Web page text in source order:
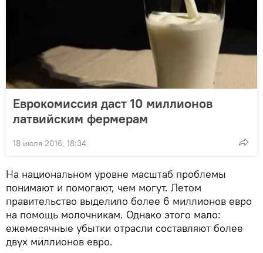
Еврокомиссия даст 10 миллионов
латвийским фермерам
18 июля 2016, 18:34
На национальном уровне масштаб проблемы
понимают и помогают, чем могут. Летом
правительство выделило более 6 миллионов евро
на помощь молочникам. Однако этого мало:
ежемесячные убытки отрасли составляют более
двух миллионов евро.